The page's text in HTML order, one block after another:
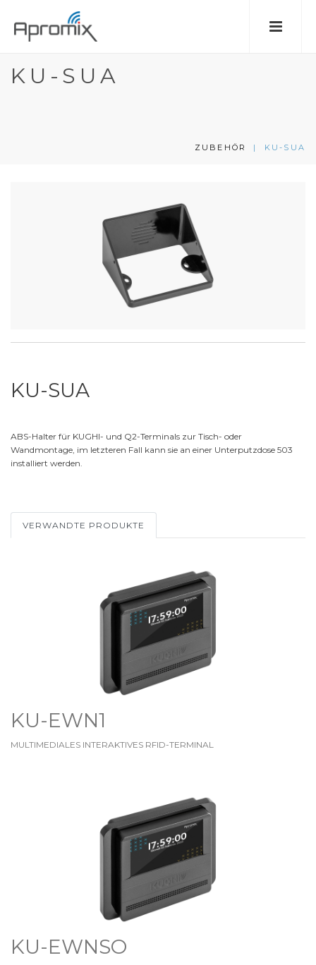
KU-SUA
ZUBEHÖR | KU-SUA
KU-SUA
ABS-Halter für KUGHI- und Q2-Terminals zur Tisch- oder
Wandmontage, im letzteren Fall kann sie an einer Unterputzdose 503
installiert werden.
VERWANDTE PRODUKTE
KU-EWN1
MULTIMEDIALES INTERAKTIVES RFID-TERMINAL
KU-EWNSO